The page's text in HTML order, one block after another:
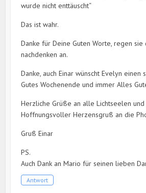
wurde nicht enttäuscht“
Das ist wahr.
Danke für Deine Guten Worte, regen sie
nachdenken an.
Danke, auch Einar wünscht Evelyn einen
Gutes Wochenende und immer Alles
Herzliche Grüße an alle Lichtseelen und
Hoffnungsvoller Herzensgruß an die
Gruß Einar
PS.
Auch Dank an Mario für seinen lieben
Antwort